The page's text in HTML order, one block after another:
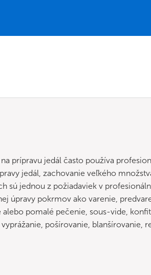
prípravu jedál často používa
jedál, zachovanie veľkého
sú jednou z požiadaviek v
úpravy pokrmov ako varenie,
pomalé pečenie, sous-vide,
pošírovanie, blanšírovanie,